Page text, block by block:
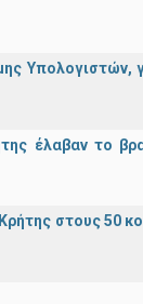
Υπολογιστών,
έλαβαν το
στους 50